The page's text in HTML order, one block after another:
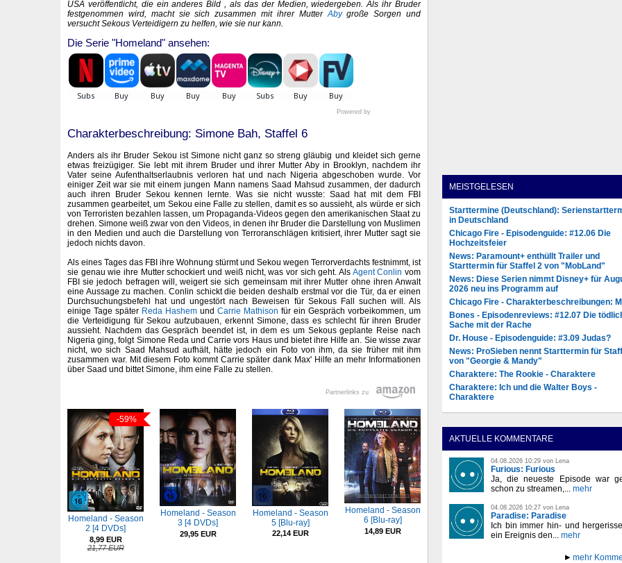
USA veröffentlicht, die ein anderes Bild , als das der Medien, wiedergeben. Als ihr Bruder
festgenommen wird, macht sie sich zusammen mit ihrer MutterAbygroße Sorgen und
versucht Sekous Verteidigern zu helfen, wie sie nur kann.
Die Serie "Homeland" ansehen:
Powered by
Charakterbeschreibung: Simone Bah, Staffel 6
Anders als ihr Bruder Sekou ist Simone nicht ganz so streng gläubig und kleidet sich gerne
etwas freizügiger. Sie lebt mit ihrem Bruder und ihrer Mutter Aby in Brooklyn, nachdem ihr
Vater seine Aufenthaltserlaubnis verloren hat und nach Nigeria abgeschoben wurde. Vor
einiger Zeit war sie mit einem jungen Mann namens Saad Mahsud zusammen, der dadurch
auch ihren Bruder Sekou kennen lernte. Was sie nicht wusste: Saad hat mit dem FBI
zusammen gearbeitet, um Sekou eine Falle zu stellen, damit es so aussieht, als würde er sich
von Terroristen bezahlen lassen, um Propaganda-Videos gegen den amerikanischen Staat zu
drehen. Simone weiß zwar von den Videos, in denen ihr Bruder die Darstellung von Muslimen
in den Medien und auch die Darstellung von Terroranschlägen kritisiert, ihrer Mutter sagt sie
jedoch nichts davon.
Als eines Tages das FBI ihre Wohnung stürmt und Sekou wegen Terrorverdachts festnimmt, ist
sie genau wie ihre Mutter schockiert und weiß nicht, was vor sich geht. Als Agent Conlin vom
FBI sie jedoch befragen will, weigert sie sich gemeinsam mit ihrer Mutter ohne ihren Anwalt
eine Aussage zu machen. Conlin schickt die beiden deshalb erstmal vor die Tür, da er einen
Durchsuchungsbefehl hat und ungestört nach Beweisen für Sekous Fall suchen will. Als
einige Tage später Reda Hashem und Carrie Mathison für ein Gespräch vorbeikommen, um
die Verteidigung für Sekou aufzubauen, erkennt Simone, dass es schlecht für ihren Bruder
aussieht. Nachdem das Gespräch beendet ist, in dem es um Sekous geplante Reise nach
Nigeria ging, folgt Simone Reda und Carrie vors Haus und bietet ihre Hilfe an. Sie wisse zwar
nicht, wo sich Saad Mahsud aufhält, hätte jedoch ein Foto von ihm, da sie früher mit ihm
zusammen war. Mit diesem Foto kommt Carrie später dank Max' Hilfe an mehr Informationen
über Saad und bittet Simone, ihm eine Falle zu stellen.
Partnerlinks zu
-59%
Homeland - Season
2 [4 DVDs]
8,99 EUR
21,77 EUR
Homeland - Season
3 [4 DVDs]
29,95 EUR
Homeland - Season
5 [Blu-ray]
22,14 EUR
Homeland - Season
6 [Blu-ray]
14,89 EUR
MEISTGELESEN
Starttermine (Deutschland):
in Deutschland
Chicago Fire - Episodenguide: #12.06 Die
Hochzeitsfeier
News: Paramount+ enthüllt Trailer und
Starttermin für Staffel 2 von "MobLand"
News: Diese Serien nimmt Disney+ für
2026 neu ins Programm auf
Chicago Fire - Charakterbeschreibungen:
Bones - Episodenreviews: #12.07 Die
Sache mit der Rache
Dr. House - Episodenguide: #3.09 Judas?
News: ProSieben nennt Starttermin für
von "Georgie & Mandy"
Charaktere: The Rookie - Charaktere
Charaktere: Ich und die Walter Boys -
Charaktere
AKTUELLE KOMMENTARE
04.08.2026 10:29 von Lena
Furious: Furious
Ja, die neueste Episode war
schon zu streamen,... mehr
04.08.2026 10:27 von Lena
Paradise: Paradise
Ich bin immer hin- und
ein Ereignis den... mehr
mehr